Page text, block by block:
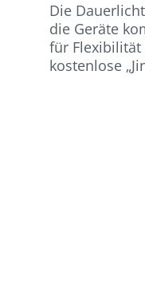
Die
die Geräte
für Flexibilität
kostenlose